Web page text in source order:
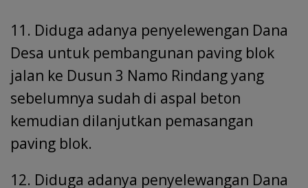
11. Diduga adanya penyelewengan Dana
Desa untuk pembangunan paving blok
jalan ke Dusun 3 Namo Rindang yang
sebelumnya sudah di aspal beton
kemudian dilanjutkan pemasangan
paving blok.
12. Diduga adanya penyelewangan Dana